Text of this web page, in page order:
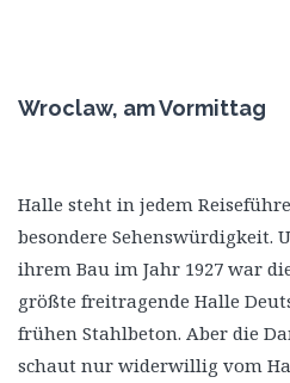
Wroclaw, am Vormittag
Halle steht in jedem
besondere Sehenswürdigkeit.
ihrem Bau im Jahr 1927 war
größte freitragende Halle
frühen Stahlbeton. Aber die
schaut nur widerwillig vom